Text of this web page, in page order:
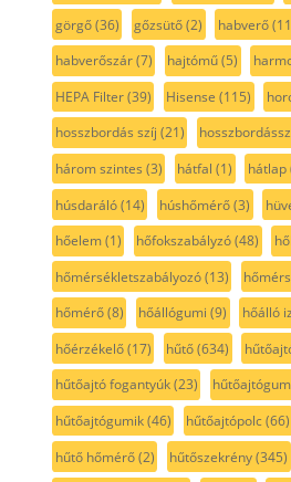
görgő(36) gőzsütő(2) habverő
habverőszár(7) hajtómű(5)
HEPA Filter(39) Hisense (115)
hosszbordás szíj (21)
három szintes (3) hátfal (1) hátlap
húsdaráló(14) húshőmérő(3)
hőelem(1) hőfokszabályzó(48)
hőmérsékletszabályozó(13)
hőmérő(8) hőállógumi (9) hőálló
hőérzékelő(17) hűtő(634)
hűtőajtó fogantyúk(23)
hűtőajtógumik(46) hűtőajtópolc(66)
hűtő hőmérő(2) hűtőszekrény(345)